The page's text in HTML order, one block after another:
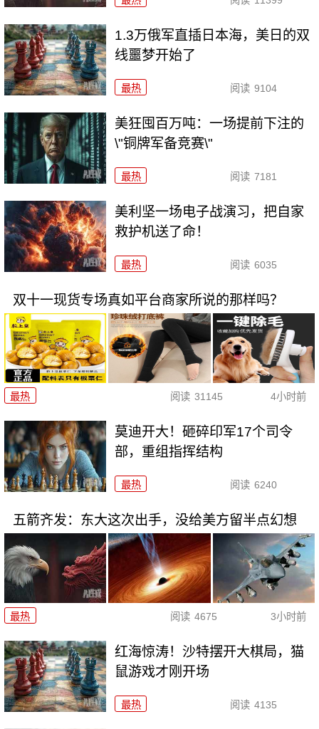
1.3万俄军直插日本海，美日的双
线噩梦开始了
最热 阅读 9104
美狂囤百万吨：一场提前下注的
\"铜牌军备竞赛\"
最热 阅读 7181
美利坚一场电子战演习，把自家
救护机送了命！
最热 阅读 6035
双十一现货专场真如平台商家所说的那样吗？
最热 阅读 31145 4小时前
莫迪开大！砸碎印军17个司令
部，重组指挥结构
最热 阅读 6240
五箭齐发：东大这次出手，没给美方留半点幻想
最热 阅读 4675 3小时前
红海惊涛！沙特摆开大棋局，猫
鼠游戏才刚开场
最热 阅读 4135